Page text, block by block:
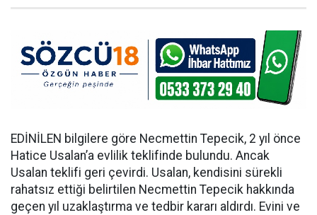
EDİNİLEN bilgilere göre Necmettin Tepecik, 2 yıl önce
Hatice Usalan’a evlilik teklifinde bulundu. Ancak
Usalan teklifi geri çevirdi. Usalan, kendisini sürekli
rahatsız ettiği belirtilen Necmettin Tepecik hakkında
geçen yıl uzaklaştırma ve tedbir kararı aldırdı. Evini ve